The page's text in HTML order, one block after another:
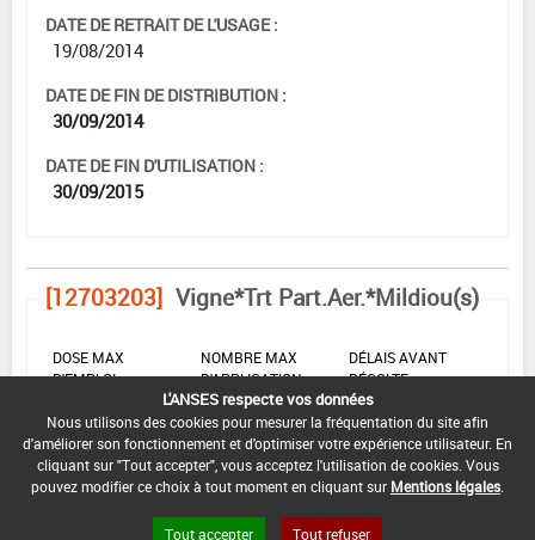
DATE DE RETRAIT DE L'USAGE :
19/08/2014
DATE DE FIN DE DISTRIBUTION :
30/09/2014
DATE DE FIN D'UTILISATION :
30/09/2015
[12703203] Vigne*Trt Part.Aer.*Mildiou(s)
DOSE MAX
D'EMPLOI
NOMBRE MAX
D'APPLICATION
DÉLAIS AVANT
RÉCOLTE
2,5 kg/ha - -
INTERVALLE MINIMUM ENTRE APPLICATIONS :
L'ANSES respecte vos données
Nous utilisons des cookies pour mesurer la fréquentation du site afin
d'améliorer son fonctionnement et d'optimiser votre expérience utilisateur. En
cliquant sur "Tout accepter", vous acceptez l'utilisation de cookies. Vous
pouvez modifier ce choix à tout moment en cliquant sur Mentions légales
Tout accepter Tout refuser